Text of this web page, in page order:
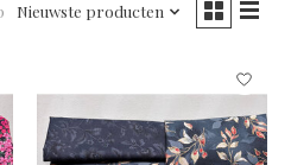
Nieuwste producten